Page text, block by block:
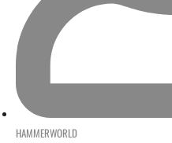
HAMMERWORLD